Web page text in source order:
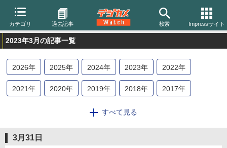
カテゴリ 過去記事 検索 Impressサイト
2023年3月の記事一覧
2026年 2025年 2024年 2023年 2022年
2021年 2020年 2019年 2018年 2017年
2014年 2013
すべて見る
3月31日